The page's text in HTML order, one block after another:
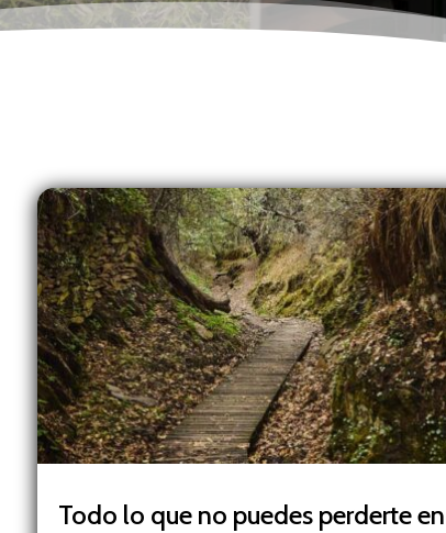
Todo lo que no puedes perderte en